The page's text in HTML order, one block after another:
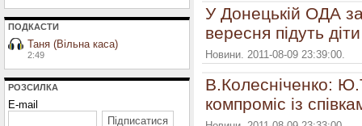
ПОДКАСТИ
Таня (Вільна каса)
2:49
РОЗСИЛКА
E-mail
У Донецькій ОДА
вересня підуть
Новини. 2011-08-09 23:39:00.
В.Колесніченко:
компроміс із